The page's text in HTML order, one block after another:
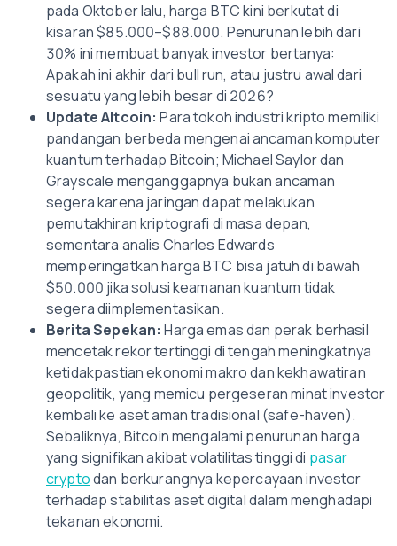
pada Oktober lalu, harga BTC kini berkutat di
kisaran $85.000–$88.000. Penurunan lebih dari
30% ini membuat banyak investor bertanya:
Apakah ini akhir dari bull run, atau justru awal dari
sesuatu yang lebih besar di 2026?
Update Altcoin:Para tokoh industri kripto memiliki
pandangan berbeda mengenai ancaman komputer
kuantum terhadap Bitcoin; Michael Saylor dan
Grayscale menganggapnya bukan ancaman
segera karena jaringan dapat melakukan
pemutakhiran kriptografi di masa depan,
sementara analis Charles Edwards
memperingatkan harga BTC bisa jatuh di bawah
$50.000 jika solusi keamanan kuantum tidak
segera diimplementasikan.
Berita Sepekan: Harga emas dan perak berhasil
mencetak rekor tertinggi di tengah meningkatnya
ketidakpastian ekonomi makro dan kekhawatiran
geopolitik, yang memicu pergeseran minat investor
kembali ke aset aman tradisional (safe-haven).
Sebaliknya, Bitcoin mengalami penurunan harga
yang signifikan akibat volatilitas tinggi di pasar
cryptodan berkurangnya kepercayaan investor
terhadap stabilitas aset digital dalam menghadapi
tekanan ekonomi.